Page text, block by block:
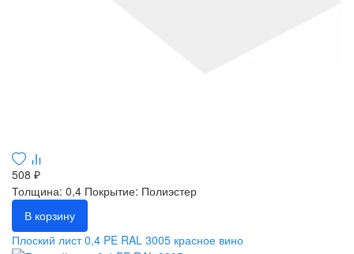
508 ₽
Толщина: 0,4 Покрытие: Полиэстер
В корзину
Плоский лист 0,4 PE RAL 3005 красное вино